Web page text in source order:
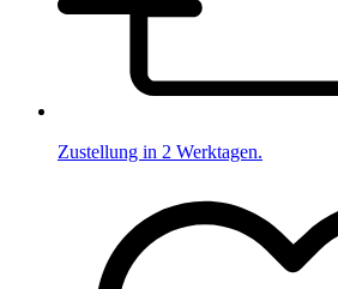
Zustellung in 2 Werktagen.